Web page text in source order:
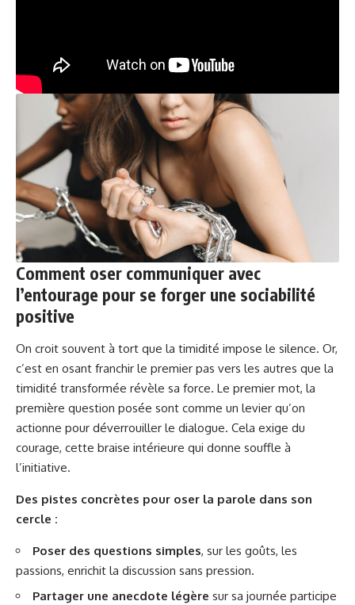
Comment oser communiquer avec
l’entourage pour se forger une sociabilité
positive
On croit souvent à tort que la timidité impose le silence. Or,
c’est en osant franchir le premier pas vers les autres que la
timidité transformée révèle sa force. Le premier mot, la
première question posée sont comme un levier qu’on
actionne pour déverrouiller le dialogue. Cela exige du
courage, cette braise intérieure qui donne souffle à
l’initiative.
Des pistes concrètes pour oser la parole dans son
cercle :
Poser des questions simples, sur les goûts, les
passions, enrichit la discussion sans pression.
Partager une anecdote légère sur sa journée participe